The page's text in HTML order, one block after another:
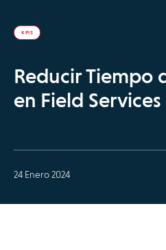
KPIS
Reducir Tiempo
en Field Services
24 Enero 2024